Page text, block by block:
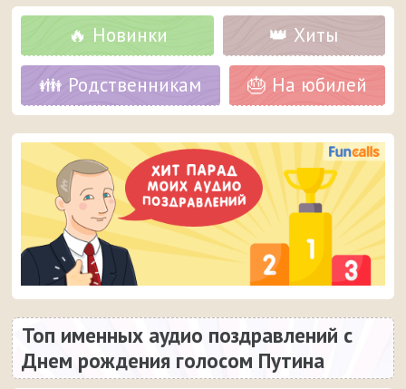
🔥 Новинки 👑 Хиты
👪 Родственникам 🎂 На юбилей
Топ именных аудио поздравлений с
Днем рождения голосом Путина